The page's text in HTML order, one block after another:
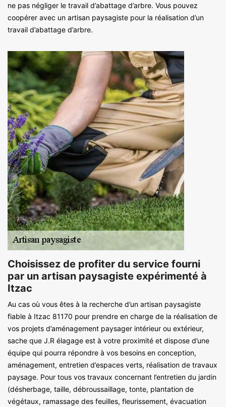
ne pas négliger le travail d’abattage d’arbre. Vous pouvez
coopérer avec un artisan paysagiste pour la réalisation d’un
travail d’abattage d’arbre.
Choisissez de profiter du service fourni
par un artisan paysagiste expérimenté à
Itzac
Au cas où vous êtes à la recherche d’un artisan paysagiste
fiable à Itzac 81170 pour prendre en charge de la réalisation de
vos projets d’aménagement paysager intérieur ou extérieur,
sache que J.R élagage est à votre proximité et dispose d’une
équipe qui pourra répondre à vos besoins en conception,
aménagement, entretien d’espaces verts, réalisation de travaux
paysage. Pour tous vos travaux concernant l’entretien du jardin
(désherbage, taille, débroussaillage, tonte, plantation de
végétaux, ramassage des feuilles, fleurissement, évacuation